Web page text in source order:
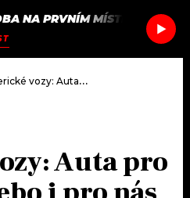
JAK
SEZNAM.CZ
NA PRVNÍM MÍSTĚ
Auta pro vyvolené, nebo i pro nás ostatní?
Auta pro